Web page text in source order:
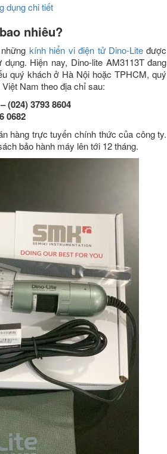
dụng chi tiết
nhiêu?
kính hiển vi điện tử Dino-Liteđược
dụng. Hiện nay, Dino-lite AM3113T đang
quý khách ở Hà Nội hoặc TPHCM, quý
Nam theo địa chỉ sau:
(024) 3793 8604
0682
hàng trực tuyến chính thức của công ty.
bảo hành máy lên tới 12 tháng.